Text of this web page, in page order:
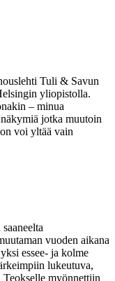
Tuli & Savun
yliopistolla.
– minua
jotka muutoin
voi yltää vain
vuoden aikana
essee- ja kolme
lukeutuva,
Teokselle myönnettiin